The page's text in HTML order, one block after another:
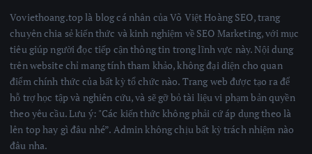
Voviethoang.top là blog cá nhân của Võ Việt Hoàng SEO, trang
chuyên chia sẻ kiến thức và kinh nghiệm về SEO Marketing, với mục
tiêu giúp người đọc tiếp cận thông tin trong lĩnh vực này. Nội dung
trên website chỉ mang tính tham khảo, không đại diện cho quan
điểm chính thức của bất kỳ tổ chức nào. Trang web được tạo ra để
hỗ trợ học tập và nghiên cứu, và sẽ gỡ bỏ tài liệu vi phạm bản quyền
theo yêu cầu. Lưu ý: "Các kiến thức không phải cứ áp dụng theo là
lên top hay gì đâu nhé”. Admin không chịu bất kỳ trách nhiệm nào
đâu nha.